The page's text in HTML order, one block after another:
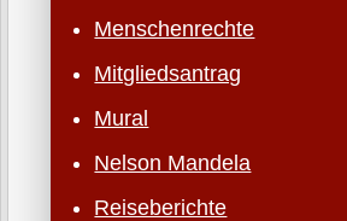
Menschenrechte
Mitgliedsantrag
Mural
Nelson Mandela
Reiseberichte